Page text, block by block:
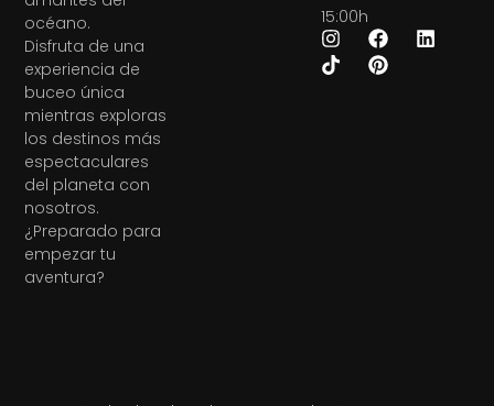
océano.
Disfruta de una
experiencia de
buceo única
mientras exploras
los destinos más
espectaculares
del planeta con
nosotros.
¿Preparado para
empezar tu
aventura?
15:00h